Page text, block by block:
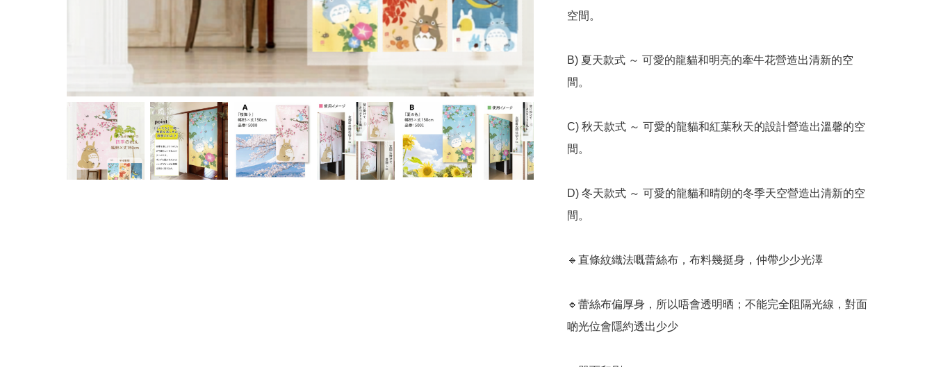
空間。
B) 夏天款式 ～ 可愛的龍貓和明亮的牽牛花營造出清新的空
間。
C) 秋天款式 ～ 可愛的龍貓和紅葉秋天的設計營造出溫馨的空
間。
D) 冬天款式 ～ 可愛的龍貓和晴朗的冬季天空營造出清新的空
間。
🔹直條紋織法嘅蕾絲布，布料幾挺身，仲帶少少光澤
🔹蕾絲布偏厚身，所以唔會透明晒；不能完全阻隔光線，對面
啲光位會隱約透出少少